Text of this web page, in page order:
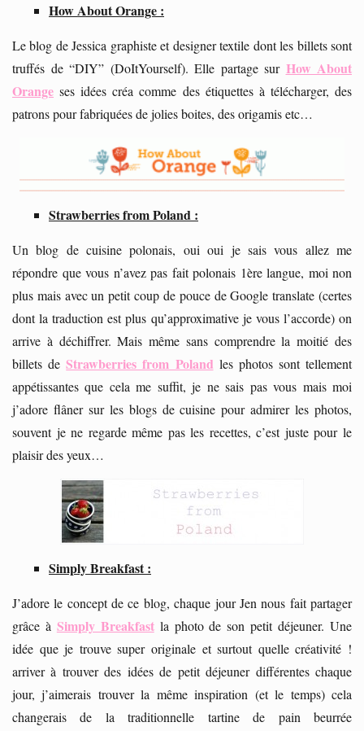
How About Orange :
Le blog de Jessica graphiste et designer textile dont les billets sont
truffés de “DIY” (DoItYourself). Elle partage sur How About
Orange ses idées créa comme des étiquettes à télécharger, des
patrons pour fabriquées de jolies boites, des origamis etc…
Strawberries from Poland :
Un blog de cuisine polonais, oui oui je sais vous allez me
répondre que vous n’avez pas fait polonais 1ère langue, moi non
plus mais avec un petit coup de pouce de Google translate (certes
dont la traduction est plus qu’approximative je vous l’accorde) on
arrive à déchiffrer. Mais même sans comprendre la moitié des
billets deStrawberries from Poland les photos sont tellement
appétissantes que cela me suffit, je ne sais pas vous mais moi
j’adore flâner sur les blogs de cuisine pour admirer les photos,
souvent je ne regarde même pas les recettes, c’est juste pour le
plaisir des yeux…
Simply Breakfast :
J’adore le concept de ce blog, chaque jour Jen nous fait partager
grâce à Simply Breakfastla photo de son petit déjeuner. Une
idée que je trouve super originale et surtout quelle créativité !
arriver à trouver des idées de petit déjeuner différentes chaque
jour, j’aimerais trouver la même inspiration (et le temps) cela
changerais de la traditionnelle tartine de pain beurrée